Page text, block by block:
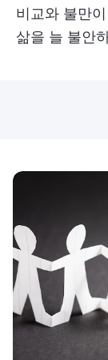
비교와 불만
삶을 늘 불안